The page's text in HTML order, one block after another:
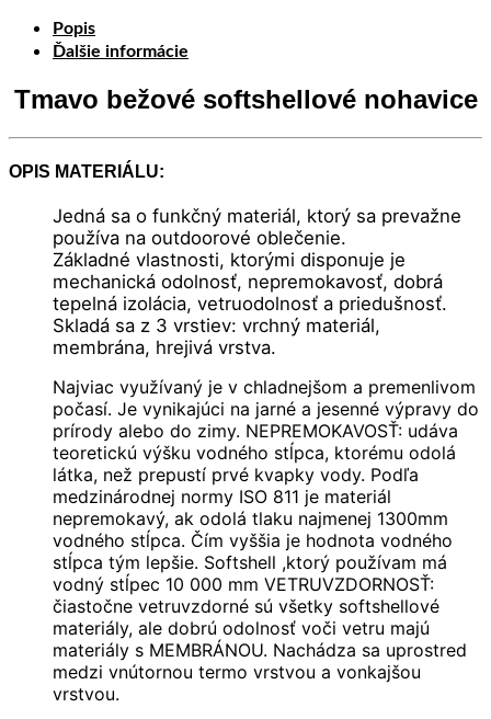
Popis
Ďalšie informácie
Tmavo bežové softshellové nohavice
OPIS MATERIÁLU:
Jedná sa o funkčný materiál, ktorý sa prevažne
používa na outdoorové oblečenie.
Základné vlastnosti, ktorými disponuje je
mechanická odolnosť, nepremokavosť, dobrá
tepelná izolácia, vetruodolnosť a priedušnosť.
Skladá sa z 3 vrstiev: vrchný materiál,
membrána, hrejivá vrstva.
Najviac využívaný je v chladnejšom a premenlivom
počasí. Je vynikajúci na jarné a jesenné výpravy do
prírody alebo do zimy. NEPREMOKAVOSŤ: udáva
teoretickú výšku vodného stĺpca, ktorému odolá
látka, než prepustí prvé kvapky vody. Podľa
medzinárodnej normy ISO 811 je materiál
nepremokavý, ak odolá tlaku najmenej 1300mm
vodného stĺpca. Čím vyššia je hodnota vodného
stĺpca tým lepšie. Softshell ,ktorý používam má
vodný stĺpec 10 000 mm VETRUVZDORNOSŤ:
čiastočne vetruvzdorné sú všetky softshellové
materiály, ale dobrú odolnosť voči vetru majú
materiály s MEMBRÁNOU. Nachádza sa uprostred
medzi vnútornou termo vrstvou a vonkajšou
vrstvou.